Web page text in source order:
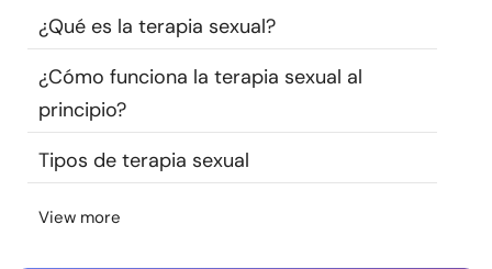
Comunidad
Encuentra un terapeuta
Idioma
¿Qué es la terapia sexual?
¿Cómo funciona la terapia sexual al
principio?
Tipos de terapia sexual
View more